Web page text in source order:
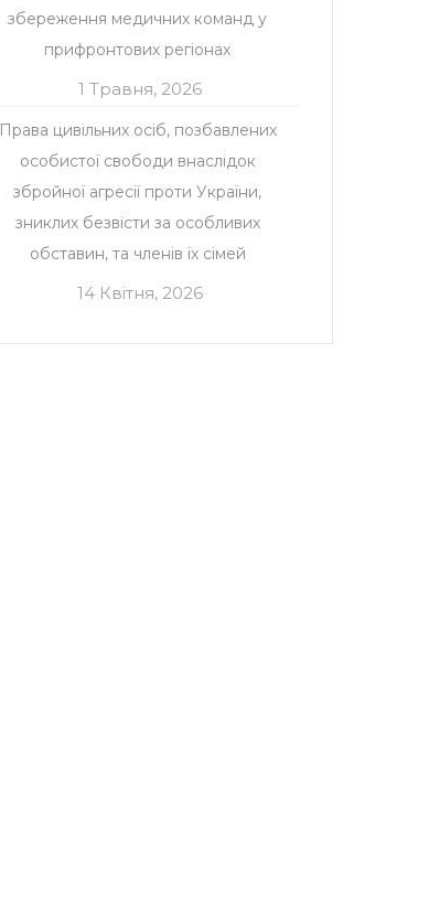
збереження медичних команд у
прифронтових регіонах
1 Травня, 2026
Права цивільних осіб, позбавлених
особистої свободи внаслідок
збройної агресії проти України,
зниклих безвісти за особливих
обставин, та членів їх сімей
14 Квітня, 2026